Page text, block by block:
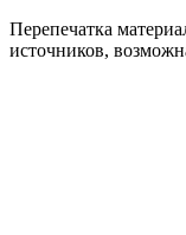
Перепечатка
источников,